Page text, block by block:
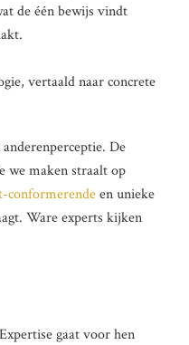
de één bewijs vindt
vertaald naar concrete
De
we maken straalt op
conformerendeen unieke
Ware experts kijken
gaat voor hen